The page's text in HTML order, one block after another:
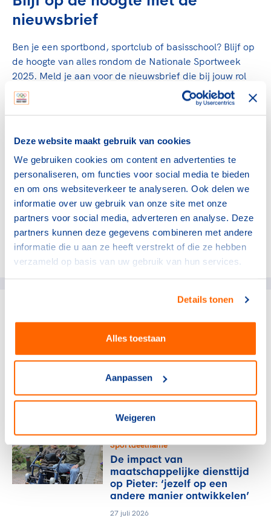
Deze website maakt gebruik van cookies
We gebruiken cookies om content en advertenties te
personaliseren, om functies voor social media te bieden
en om ons websiteverkeer te analyseren. Ook delen we
informatie over uw gebruik van onze site met onze
partners voor social media, adverteren en analyse. Deze
partners kunnen deze gegevens combineren met andere
informatie die u aan ze heeft verstrekt of die ze hebben
verzameld op basis van uw gebruik van hun services.
Details tonen
Alles toestaan
Aanpassen
Weigeren
nieuwsbrief
Ben je een sportbond, sportclub of basisschool? Blijf op
de hoogte van alles rondom de Nationale Sportweek
2025. Meld je aan voor de nieuwsbrief die bij jouw rol
past en ontvang updates, tips en ideeën om van de
Nationale Sportweek een succes te maken.
Aanmelden voor scholen
Aanmelden voor sportbonden
Aanmelden voor gemeenten
Doe mee en maak samen van de Nationale Sportweek
2025 een onvergetelijke week!
Deel dit artikel op social media:
gerelateerde artikelen
Sportdeelname
investeert in vakkundige
trainer-coaches
28 juli 2026
Sportdeelname
De impact van
maatschappelijke diensttijd
op Pieter: ‘jezelf op een
andere manier ontwikkelen’
27 juli 2026